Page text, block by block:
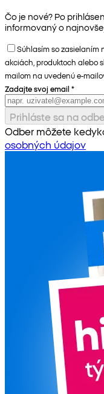
Čo je nové? Po
informovaný o
Súhlasím so zasielaním
akciách, produktoch alebo
mailom na uvedenú e-
Zadajte svoj email *
Prihláste sa na
Odber môžete
osobných údajov